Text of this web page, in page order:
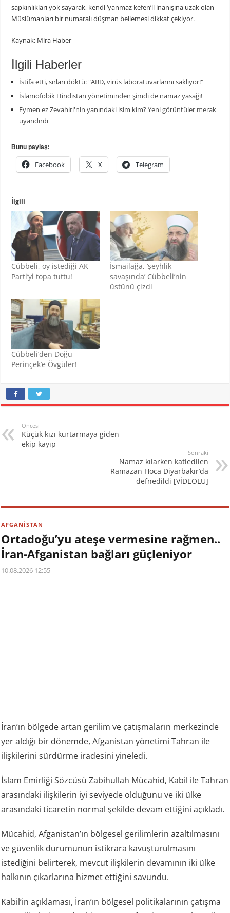
sapkınlıkları yok sayarak, kendi ‘yanmaz kefen’li inanışına uzak olan
Müslümanları bir numaralı düşman bellemesi dikkat çekiyor.
Kaynak: Mira Haber
İlgili Haberler
İstifa etti, sırları döktü: "ABD, virüs laboratuvarlarını saklıyor!"
İslamofobik Hindistan yönetiminden şimdi de namaz yasağı!
Eymen ez Zevahiri'nin yanındaki isim kim? Yeni görüntüler merak
uyandırdı
Bunu paylaş:
Facebook X Telegram
İlgili
Cübbeli, oy istediği AK
Parti’yi topa tuttu!
İsmailağa, ‘şeyhlik
savaşında’ Cübbeli’nin
üstünü çizdi
Cübbeli’den Doğu
Perinçek’e Övgüler!
Öncesi
Küçük kızı kurtarmaya giden
ekip kayıp
Sonraki
Namaz kılarken katledilen
Ramazan Hoca Diyarbakır’da
defnedildi [VİDEOLU]
AFGANİSTAN
Ortadoğu’yu ateşe vermesine rağmen..
İran-Afganistan bağları güçleniyor
10.08.2026 12:55
İran’ın bölgede artan gerilim ve çatışmaların merkezinde
yer aldığı bir dönemde, Afganistan yönetimi Tahran ile
ilişkilerini sürdürme iradesini yineledi.
İslam Emirliği Sözcüsü Zabihullah Mücahid, Kabil ile Tahran
arasındaki ilişkilerin iyi seviyede olduğunu ve iki ülke
arasındaki ticaretin normal şekilde devam ettiğini açıkladı.
Mücahid, Afganistan’ın bölgesel gerilimlerin azaltılmasını
ve güvenlik durumunun istikrara kavuşturulmasını
istediğini belirterek, mevcut ilişkilerin devamının iki ülke
halkının çıkarlarına hizmet ettiğini savundu.
Kabil’in açıklaması, İran’ın bölgesel politikalarının çatışma